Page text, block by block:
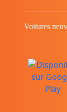
Voitures